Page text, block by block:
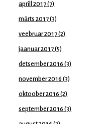
aprill 2017(7)
märts 2017(3)
veebruar 2017(2)
jaanuar 2017(5)
detsember 2016 (3)
november 2016 (3)
oktoober 2016 (2)
september 2016 (3)